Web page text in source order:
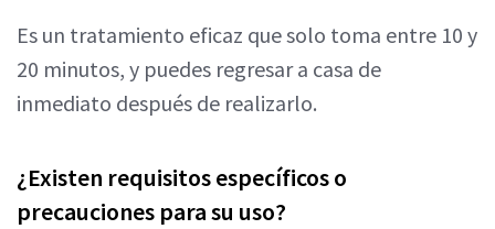
Es un tratamiento eficaz que solo toma entre 10 y
20 minutos, y puedes regresar a casa de
inmediato después de realizarlo.
¿Existen requisitos específicos o
precauciones para su uso?